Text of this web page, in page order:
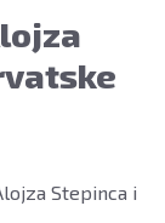
Stepinca i